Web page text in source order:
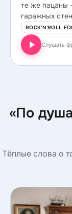
те же пацаны
гаражных
ROCK'N'ROLL
Слушать
«По
Тёплые слова о